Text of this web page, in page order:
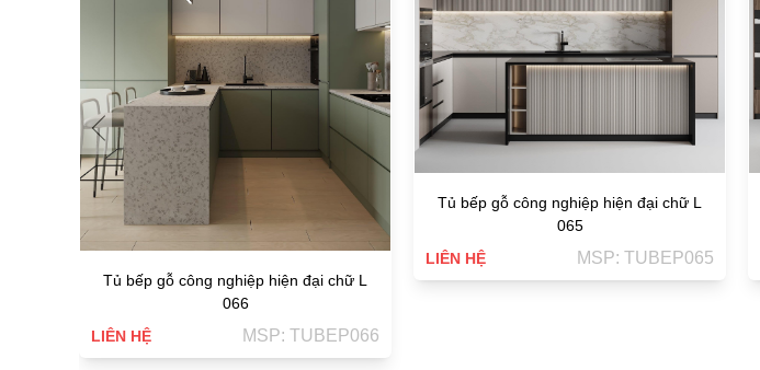
Tủ bếp gỗ công nghiệp hiện đại chữ L
066
LIÊN HỆ
MSP: TUBEP066
Tủ bếp gỗ công nghiệp hiện đại chữ L
065
LIÊN HỆ
MSP: TUBEP065